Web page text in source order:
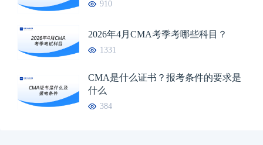
910
2026年4月CMA考季考哪些科目？
1331
CMA是什么证书？报考条件的要求是
什么
384